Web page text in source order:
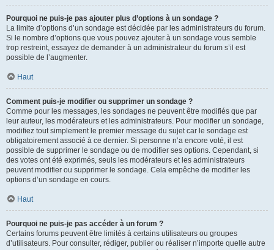
Pourquoi ne puis-je pas ajouter plus d’options à un sondage ?
La limite d’options d’un sondage est décidée par les administrateurs du forum.
Si le nombre d’options que vous pouvez ajouter à un sondage vous semble
trop restreint, essayez de demander à un administrateur du forum s’il est
possible de l’augmenter.
Haut
Comment puis-je modifier ou supprimer un sondage ?
Comme pour les messages, les sondages ne peuvent être modifiés que par
leur auteur, les modérateurs et les administrateurs. Pour modifier un sondage,
modifiez tout simplement le premier message du sujet car le sondage est
obligatoirement associé à ce dernier. Si personne n’a encore voté, il est
possible de supprimer le sondage ou de modifier ses options. Cependant, si
des votes ont été exprimés, seuls les modérateurs et les administrateurs
peuvent modifier ou supprimer le sondage. Cela empêche de modifier les
options d’un sondage en cours.
Haut
Pourquoi ne puis-je pas accéder à un forum ?
Certains forums peuvent être limités à certains utilisateurs ou groupes
d’utilisateurs. Pour consulter, rédiger, publier ou réaliser n’importe quelle autre